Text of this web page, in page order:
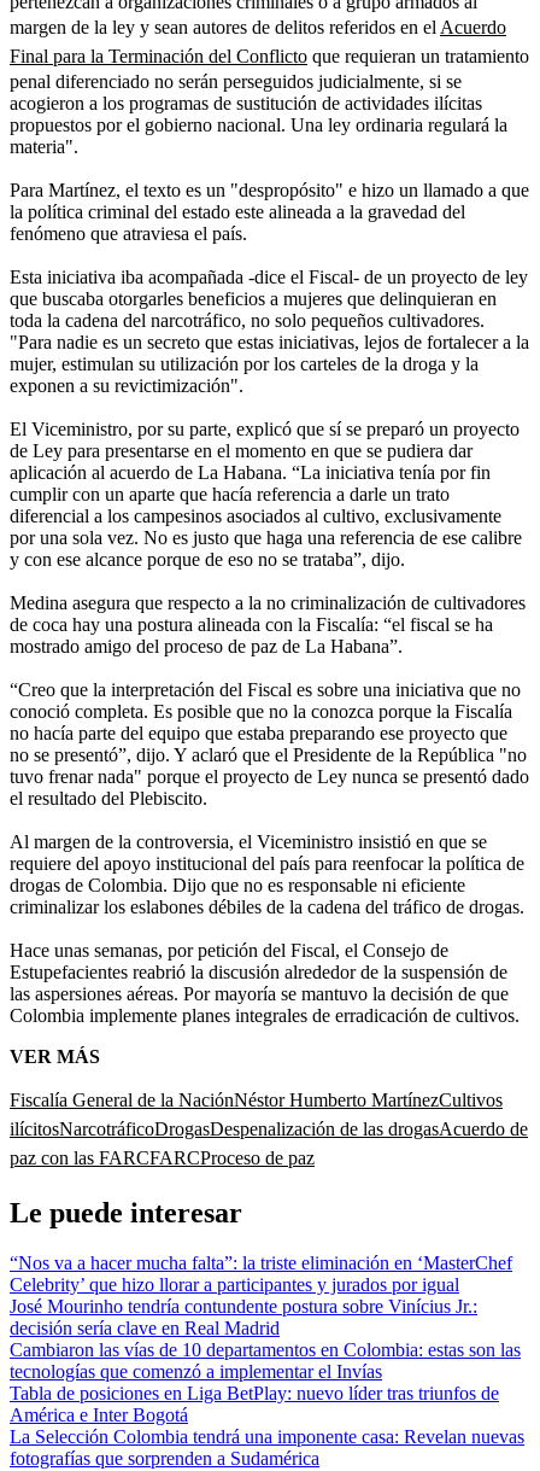
margen de la ley y sean autores de delitos referidos en el Acuerdo
Final para la Terminación del Conflicto que requieran un tratamiento
penal diferenciado no serán perseguidos judicialmente, si se
acogieron a los programas de sustitución de actividades ilícitas
propuestos por el gobierno nacional. Una ley ordinaria regulará la
materia".
Para Martínez, el texto es un "despropósito" e hizo un llamado a que
la política criminal del estado este alineada a la gravedad del
fenómeno que atraviesa el país.
Esta iniciativa iba acompañada -dice el Fiscal- de un proyecto de ley
que buscaba otorgarles beneficios a mujeres que delinquieran en
toda la cadena del narcotráfico, no solo pequeños cultivadores.
"Para nadie es un secreto que estas iniciativas, lejos de fortalecer a la
mujer, estimulan su utilización por los carteles de la droga y la
exponen a su revictimización".
El Viceministro, por su parte, explicó que sí se preparó un proyecto
de Ley para presentarse en el momento en que se pudiera dar
aplicación al acuerdo de La Habana. “La iniciativa tenía por fin
cumplir con un aparte que hacía referencia a darle un trato
diferencial a los campesinos asociados al cultivo, exclusivamente
por una sola vez. No es justo que haga una referencia de ese calibre
y con ese alcance porque de eso no se trataba”, dijo.
Medina asegura que respecto a la no criminalización de cultivadores
de coca hay una postura alineada con la Fiscalía: “el fiscal se ha
mostrado amigo del proceso de paz de La Habana”.
“Creo que la interpretación del Fiscal es sobre una iniciativa que no
conoció completa. Es posible que no la conozca porque la Fiscalía
no hacía parte del equipo que estaba preparando ese proyecto que
no se presentó”, dijo. Y aclaró que el Presidente de la República "no
tuvo frenar nada" porque el proyecto de Ley nunca se presentó dado
el resultado del Plebiscito.
Al margen de la controversia, el Viceministro insistió en que se
requiere del apoyo institucional del país para reenfocar la política de
drogas de Colombia. Dijo que no es responsable ni eficiente
criminalizar los eslabones débiles de la cadena del tráfico de drogas.
Hace unas semanas, por petición del Fiscal, el Consejo de
Estupefacientes reabrió la discusión alrededor de la suspensión de
las aspersiones aéreas. Por mayoría se mantuvo la decisión de que
Colombia implemente planes integrales de erradicación de cultivos.
VER MÁS
Fiscalía General de la NaciónNéstor Humberto MartínezCultivos
ilícitosNarcotráficoDrogasDespenalización de las drogasAcuerdo de
paz con las FARCFARCProceso de paz
Le puede interesar
“Nos va a hacer mucha falta”: la triste eliminación en ‘MasterChef
Celebrity’ que hizo llorar a participantes y jurados por igual
José Mourinho tendría contundente postura sobre Vinícius Jr.:
decisión sería clave en Real Madrid
Cambiaron las vías de 10 departamentos en Colombia: estas son las
tecnologías que comenzó a implementar el Invías
Tabla de posiciones en Liga BetPlay: nuevo líder tras triunfos de
América e Inter Bogotá
La Selección Colombia tendrá una imponente casa: Revelan nuevas
fotografías que sorprenden a Sudamérica